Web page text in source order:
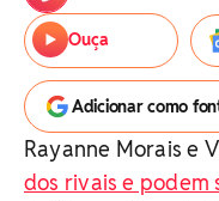
Ouça
Adicionar como
Rayanne Morais e
dos rivais e podem